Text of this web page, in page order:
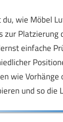
wie Möbel
zur Platzierung
einfache
wie
und so die